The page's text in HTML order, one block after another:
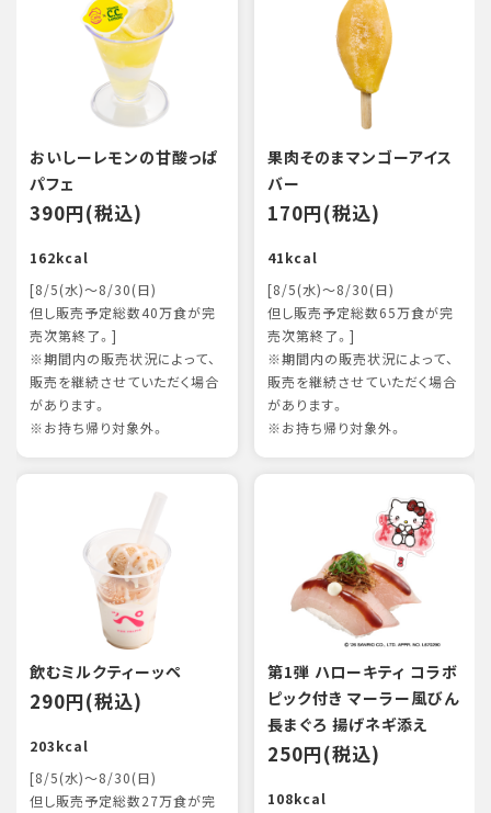
おいしーレモンの甘酸っぱ
パフェ
390円(税込)
162kcal
[8/5(水)～8/30(日)
但し販売予定総数40万食が完
売次第終了。]
※期間内の販売状況によって、
販売を継続させていただく場合
があります。
※お持ち帰り対象外。
果肉そのまマンゴーアイス
バー
170円(税込)
41kcal
[8/5(水)～8/30(日)
但し販売予定総数65万食が完
売次第終了。]
※期間内の販売状況によって、
販売を継続させていただく場合
があります。
※お持ち帰り対象外。
飲むミルクティーッペ
290円(税込)
203kcal
[8/5(水)～8/30(日)
但し販売予定総数27万食が完
第1弾 ハローキティ コラボ
ピック付き マーラー風びん
長まぐろ 揚げネギ添え
250円(税込)
108kcal